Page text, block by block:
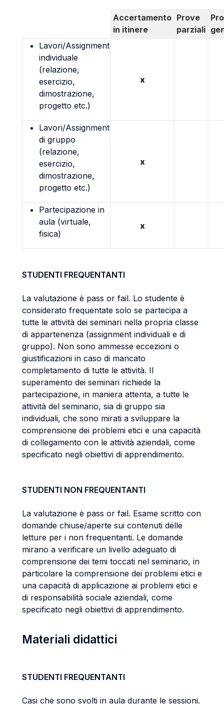
Accertamento
in itinere
Prove
parziali
Lavori/Assignment
individuale
(relazione,
esercizio,
dimostrazione,
progetto etc.)
x
Lavori/Assignment
di gruppo
(relazione,
esercizio,
dimostrazione,
progetto etc.)
x
Partecipazione in
aula (virtuale,
fisica)
x
STUDENTI FREQUENTANTI
La valutazione è pass or fail. Lo studente è
considerato frequentate solo se partecipa a
tutte le attività dei seminari nella propria classe
di appartenenza (assignment individuali e di
gruppo). Non sono ammesse eccezioni o
giustificazioni in caso di mancato
completamento di tutte le attività. Il
superamento dei seminari richiede la
partecipazione, in maniera attenta, a tutte le
attività del seminario, sia di gruppo sia
individuali, che sono mirati a sviluppare la
comprensione dei problemi etici e una capacità
di collegamento con le attività aziendali, come
specificato negli obiettivi di apprendimento.
STUDENTI NON FREQUENTANTI
La valutazione è pass or fail. Esame scritto con
domande chiuse/aperte sui contenuti delle
letture per i non frequentanti. Le domande
mirano a verificare un livello adeguato di
comprensione dei temi toccati nel seminario, in
particolare la comprensione dei problemi etici e
una capacità di applicazione ai problemi etici e
di responsabilità sociale aziendali, come
specificato negli obiettivi di apprendimento.
Materiali didattici
STUDENTI FREQUENTANTI
Casi che sono svolti in aula durante le sessioni.